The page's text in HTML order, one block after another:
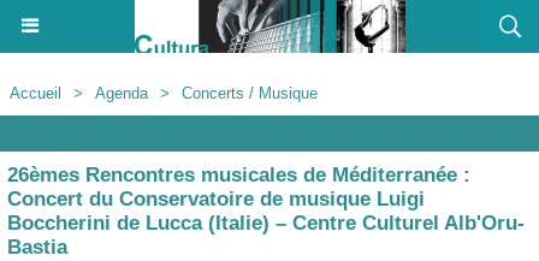
Accueil > Agenda > Concerts / Musique
26èmes Rencontres musicales de Méditerranée :
Concert du Conservatoire de musique Luigi
Boccherini de Lucca (Italie) – Centre Culturel Alb'Oru-
Bastia